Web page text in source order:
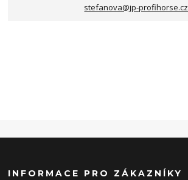
stefanova@jp-profihorse.cz
INFORMACE PRO ZÁKAZNÍKY